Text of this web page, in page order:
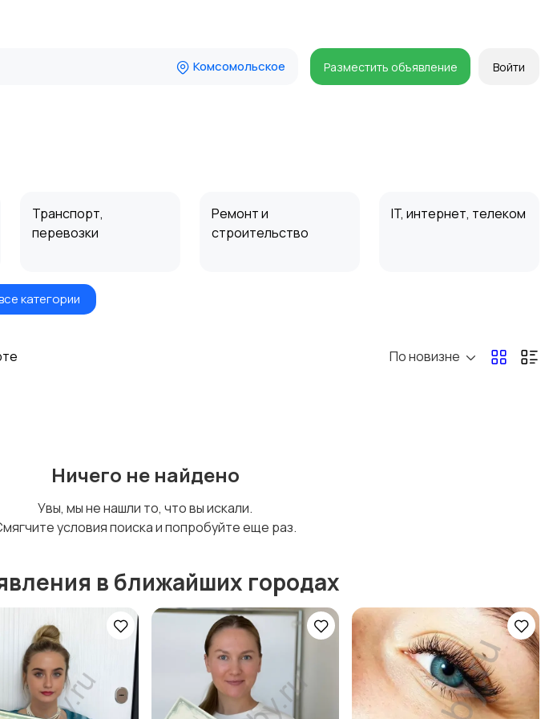
Комсомольское Разместить объявление Войти
Транспорт,
перевозки
Ремонт и
строительство
IT, интернет, телеком
Ремонт техники
категории
По новизне
Ничего не найдено
Увы, мы не нашли то, что вы искали.
условия поиска и попробуйте еще раз.
в ближайших городах